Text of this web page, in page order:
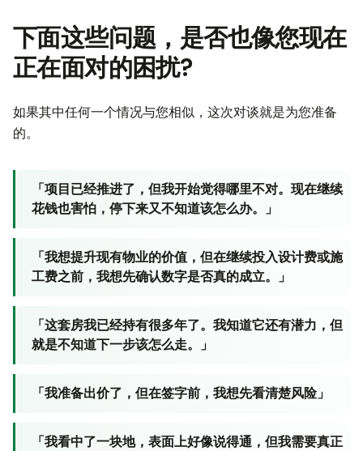
下面这些问题，是否也像您现在
正在面对的困扰?
如果其中任何一个情况与您相似，这次对谈就是为您准备
的。
「项目已经推进了，但我开始觉得哪里不对。现在继续
花钱也害怕，停下来又不知道该怎么办。」
「我想提升现有物业的价值，但在继续投入设计费或施
工费之前，我想先确认数字是否真的成立。」
「这套房我已经持有很多年了。我知道它还有潜力，但
就是不知道下一步该怎么走。」
「我准备出价了，但在签字前，我想先看清楚风险」
「我看中了一块地，表面上好像说得通，但我需要真正